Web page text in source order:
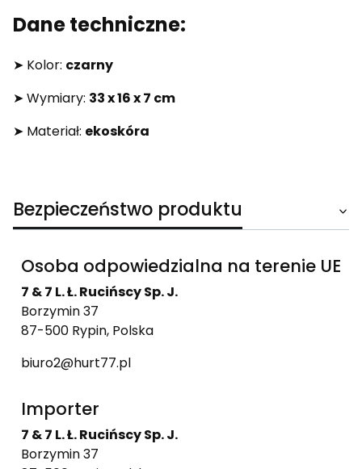
Dane techniczne:
➤ Kolor: czarny
➤ Wymiary: 33 x 16 x 7 cm
➤ Materiał: ekoskóra
Bezpieczeństwo produktu
Osoba odpowiedzialna na terenie UE
7 & 7 L. Ł. Rucińscy Sp. J.
Borzymin 37
87-500 Rypin, Polska
biuro2@hurt77.pl
Importer
7 & 7 L. Ł. Rucińscy Sp. J.
Borzymin 37